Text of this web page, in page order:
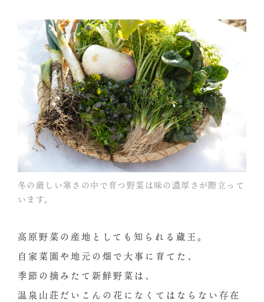
冬の厳しい寒さの中で育つ野菜は味の濃厚さが際立って
います。
高原野菜の産地としても知られる蔵王。
自家菜園や地元の畑で大事に育てた、
季節の摘みたて新鮮野菜は、
温泉山荘だいこんの花になくてはならない存在